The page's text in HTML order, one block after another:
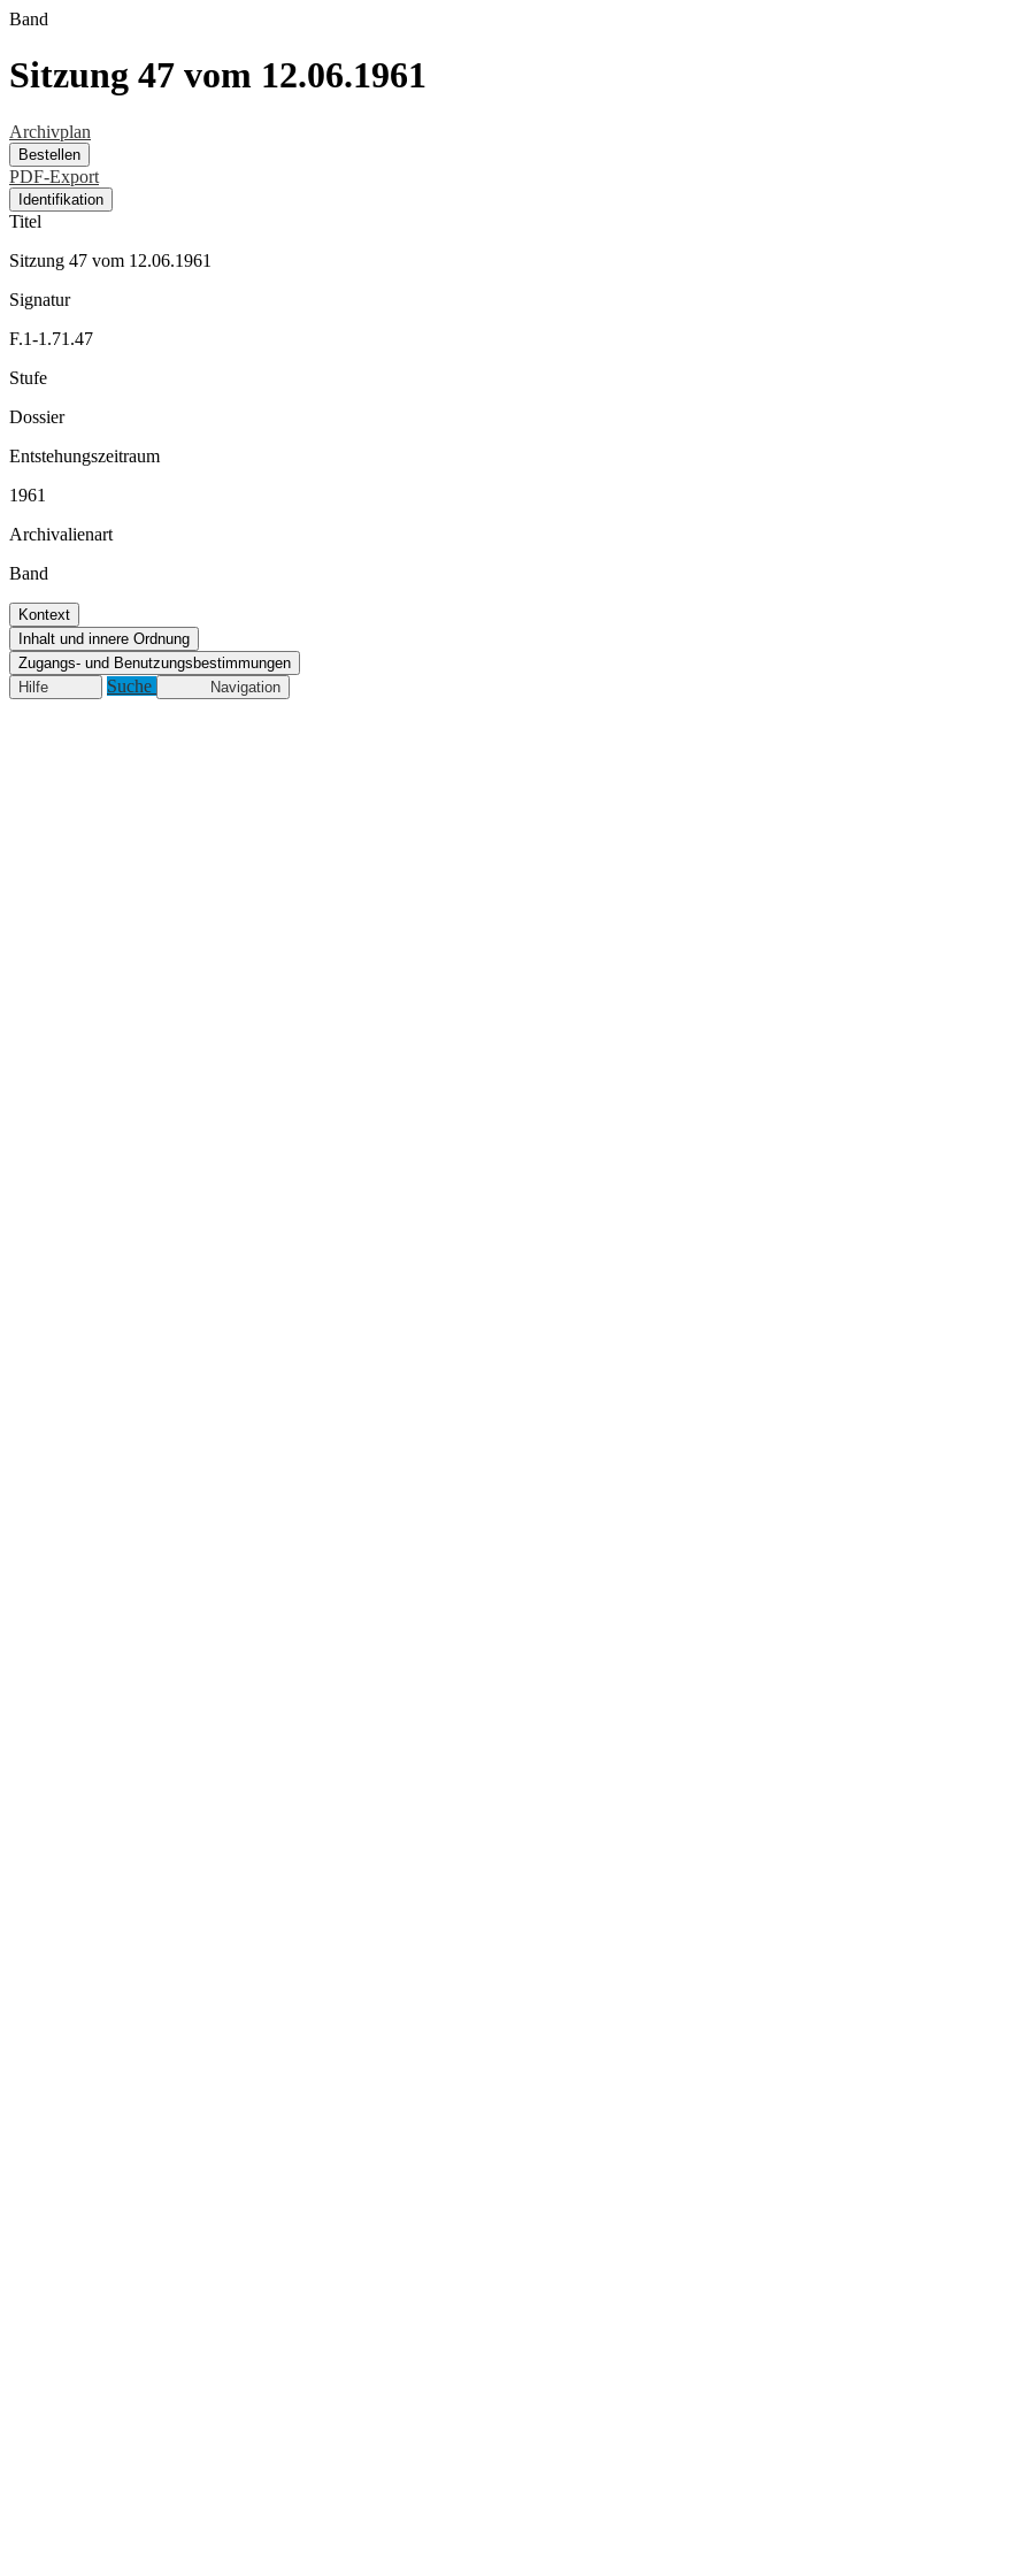
Band
Sitzung 47 vom 12.06.1961
Archivplan
Bestellen
PDF-Export
Identifikation
Titel
Sitzung 47 vom 12.06.1961
Signatur
F.1-1.71.47
Stufe
Dossier
Entstehungszeitraum
1961
Archivalienart
Band
Kontext
Inhalt und innere Ordnung
Zugangs- und Benutzungsbestimmungen
Hilfe
Suche Navigation